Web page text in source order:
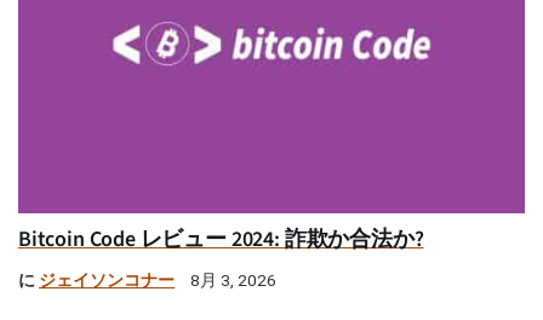
Bitcoin Code レビュー 2024: 詐欺か合法か?
に ジェイソンコナー 8月 3, 2026